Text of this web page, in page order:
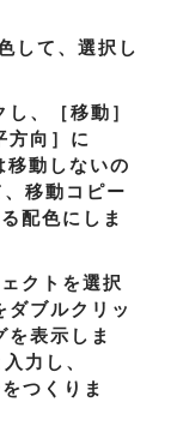
して、選択し
、［移動］
方向］に
移動しないの
移動コピー
配色にしま
クトを選択
ダブルクリッ
を表示しま
力し、
つくりま